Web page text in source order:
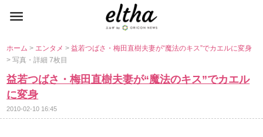
ホーム> エンタメ>益若つばさ・梅田直樹夫妻が“魔法のキス”でカエルに変身
> 写真・詳細 7枚目
益若つばさ・梅田直樹夫妻が“魔法のキス”でカエル
に変身
2010-02-10 16:45